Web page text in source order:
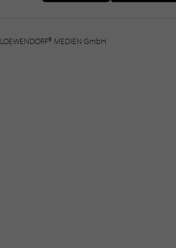
LOEWENDORF® MEDIEN GmbH